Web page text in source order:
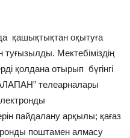
қашықтықтан оқытуға
туғызылды. Мектебіміздің
қолдана отырып бүгінгі
телеарналары
пайдалану арқылы; қағаз
поштамен алмасу